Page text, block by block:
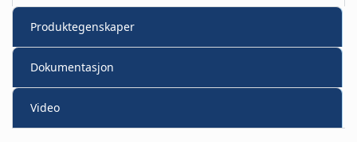
Produktegenskaper
Dokumentasjon
Video